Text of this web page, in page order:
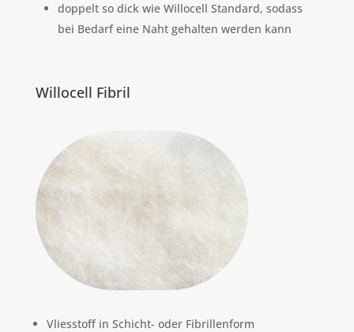
doppelt so dick wie Willocell Standard, sodass
bei Bedarf eine Naht gehalten werden kann
Willocell Fibril
Vliesstoff in Schicht- oder Fibrillenform